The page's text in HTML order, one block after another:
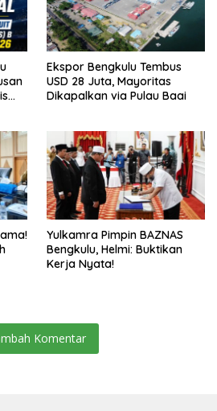
Ekspor Bengkulu Tembus
USD 28 Juta, Mayoritas
Dikapalkan via Pulau Baai
Yulkamra Pimpin BAZNAS
Bengkulu, Helmi: Buktikan
Kerja Nyata!
Komentar